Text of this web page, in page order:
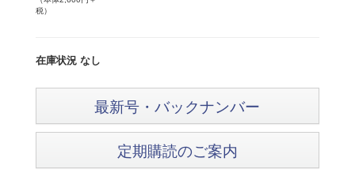
税）
在庫状況 なし
最新号・バックナンバー
定期購読のご案内